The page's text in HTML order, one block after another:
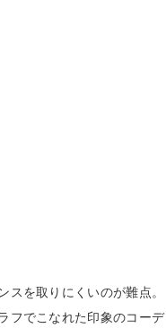
を取りにくいのが難点。
フでこなれた印象のコーデ